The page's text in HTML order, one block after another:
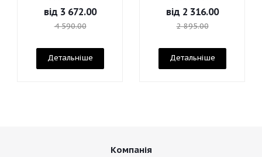
від 3 672.00
4 590.00
Детальніше
від 2 316.00
2 895.00
Детальніше
Компанія